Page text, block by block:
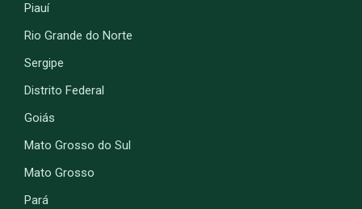
Piauí
Rio Grande do Norte
Sergipe
Distrito Federal
Goiás
Mato Grosso do Sul
Mato Grosso
Pará